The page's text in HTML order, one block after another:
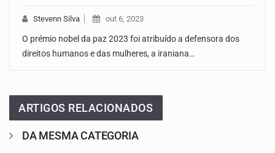
Stevenn Silva out 6, 2023
O prémio nobel da paz 2023 foi atribuído a defensora dos
direitos humanos e das mulheres, a iraniana…
ARTIGOS RELACIONADOS
DA MESMA CATEGORIA